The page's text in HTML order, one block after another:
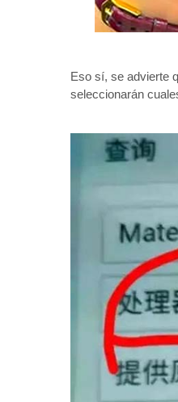
Eso sí, se advierte
seleccionarán